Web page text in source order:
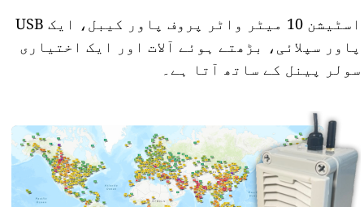
اسٹیشن 10 میٹر واٹر پروف پاور کیبل، ایک USB
پاور سپلائی، بڑھتے ہوئے آلات اور ایک اختیاری
سولر پینل کے ساتھ آتا ہے۔